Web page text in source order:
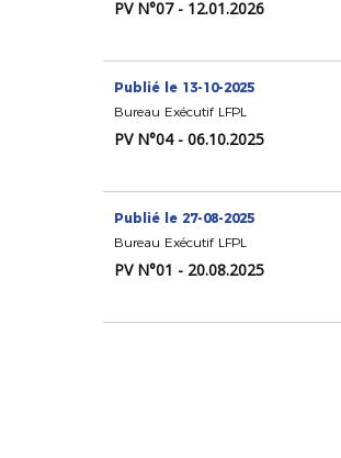
PV N°07 - 12.01.2026
Publié le 13-10-2025
Bureau Exécutif LFPL
PV N°04 - 06.10.2025
Publié le 27-08-2025
Bureau Exécutif LFPL
PV N°01 - 20.08.2025